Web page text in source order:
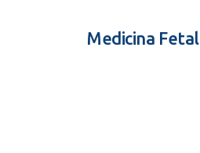
Medicina Fetal